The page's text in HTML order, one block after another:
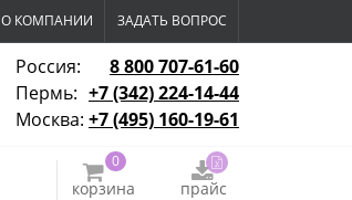
О КОМПАНИИ ЗАДАТЬ ВОПРОС
Россия:
8 800 707-61-60
Пермь: +7 (342) 224-14-44
Москва: +7 (495) 160-19-61
0
корзина
прайс